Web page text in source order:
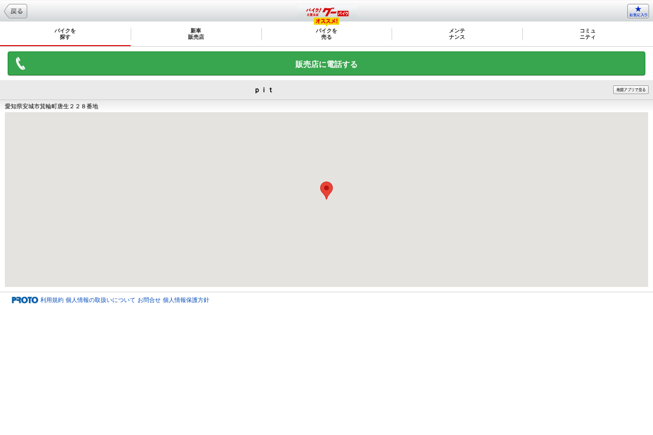
バイクを
探す
新車
販売店
バイクを
売る
メンテ
ナンス
コミュ
ニティ
販売店に電話する
ｐｉｔ
愛知県安城市箕輪町唐生２２８番地
利用規約 個人情報の取扱いについて お問合せ 個人情報保護方針